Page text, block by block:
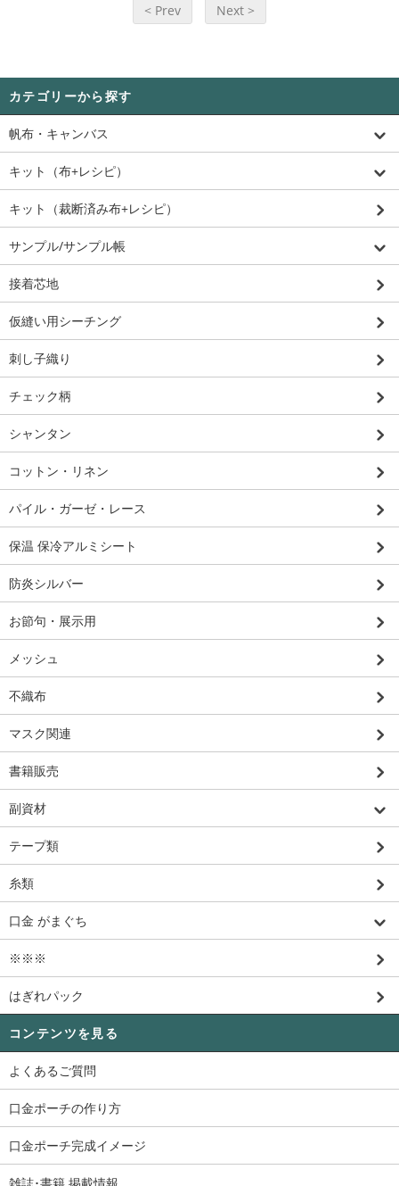
< Prev Next >
カテゴリーから探す
帆布・キャンバス
キット（布+レシピ）
キット（裁断済み布+レシピ）
サンプル/サンプル帳
接着芯地
仮縫い用シーチング
刺し子織り
チェック柄
シャンタン
コットン・リネン
パイル・ガーゼ・レース
保温 保冷アルミシート
防炎シルバー
お節句・展示用
メッシュ
不織布
マスク関連
書籍販売
副資材
テープ類
糸類
口金 がまぐち
※※※
はぎれパック
コンテンツを見る
よくあるご質問
口金ポーチの作り方
口金ポーチ完成イメージ